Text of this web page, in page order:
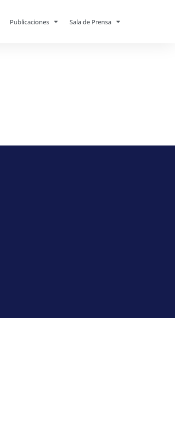
Publicaciones Sala de Prensa